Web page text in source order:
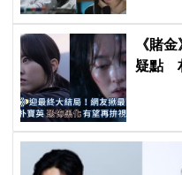
《賭
疑點